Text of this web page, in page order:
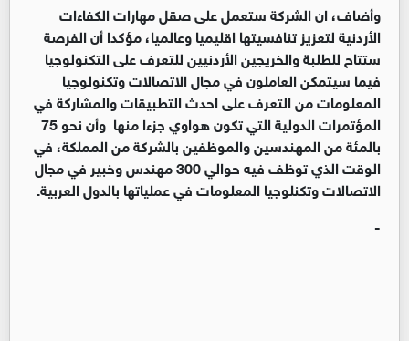
وأضاف، ان الشركة ستعمل على صقل مهارات الكفاءات
الأردنية لتعزيز تنافسيتها اقليميا وعالميا، مؤكدا أن الفرصة
ستتاح للطلبة والخريجين الأردنيين للتعرف على التكنولوجيا
فيما سيتمكن العاملون في مجال الاتصالات وتكنولوجيا
المعلومات من التعرف على احدث التطبيقات والمشاركة في
المؤتمرات الدولية التي تكون هواوي جزءا منها وأن نحو 75
بالمئة من المهندسين والموظفين بالشركة من المملكة، في
الوقت الذي توظف فيه حوالي 300 مهندس وخبير في مجال
الاتصالات وتكنلوجيا المعلومات في عملياتها بالدول العربية.
-